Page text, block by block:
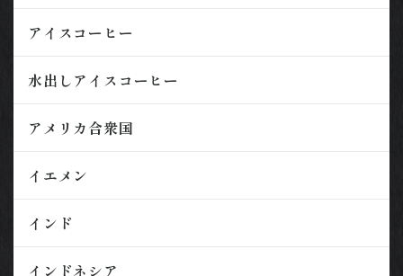
アイスコーヒー
水出しアイスコーヒー
アメリカ合衆国
イエメン
インド
インドネシア